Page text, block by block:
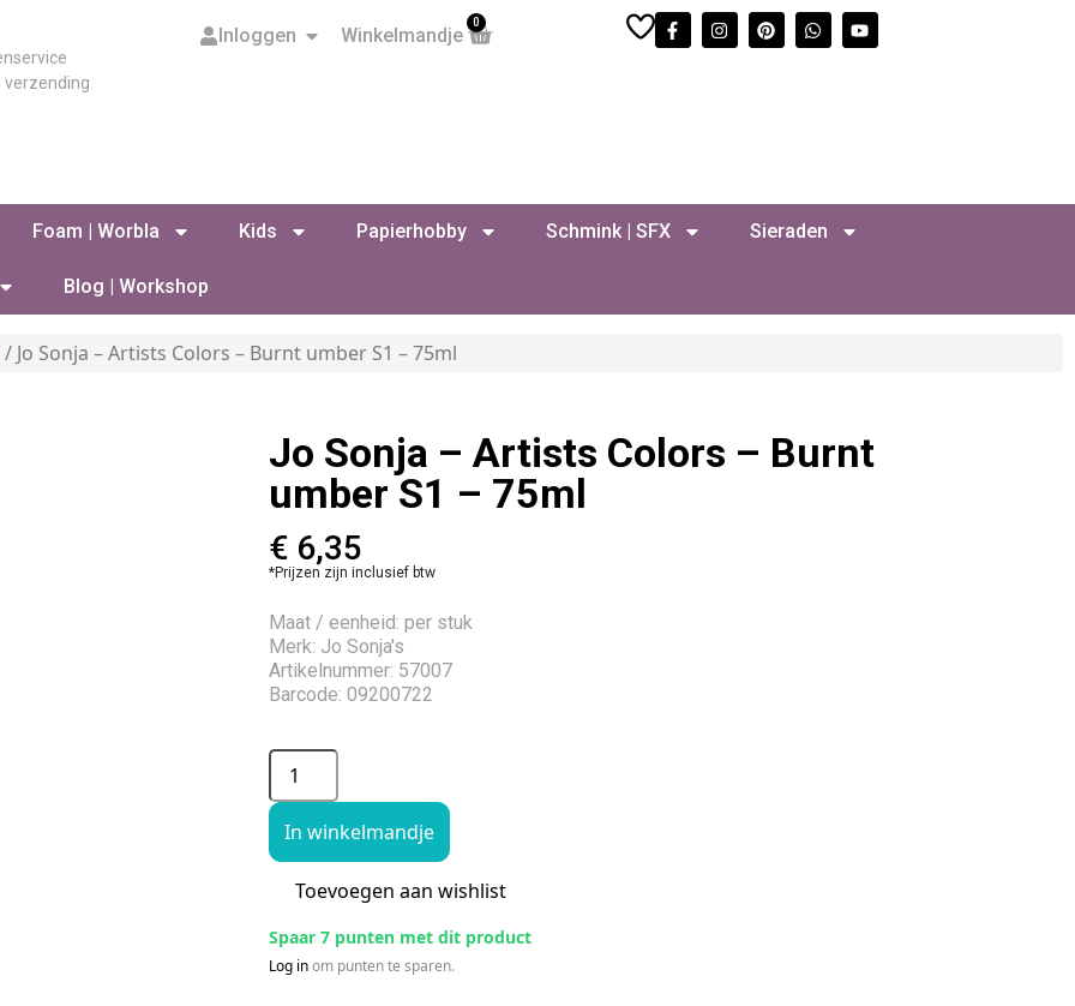
verzending
Inloggen Winkelmandje
0
Foam | Worbla Kids Papierhobby Schmink | SFX Sieraden
Blog | Workshop
/ Jo Sonja – Artists Colors – Burnt umber S1 – 75ml
Jo Sonja – Artists Colors – Burnt
umber S1 – 75ml
€ 6,35
*Prijzen zijn inclusief btw
Maat / eenheid: per stuk
Merk: Jo Sonja's
Artikelnummer: 57007
Barcode: 09200722
In winkelmandje
Toevoegen aan wishlist
Spaar 7 punten met dit product
Log inom punten te sparen.